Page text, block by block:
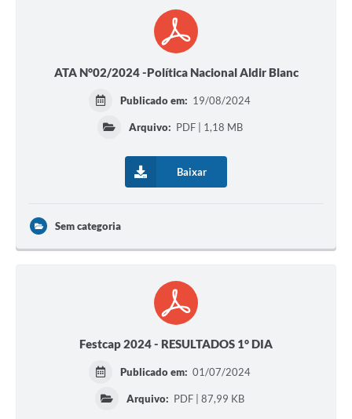
ATA N°02/2024 -Política Nacional Aldir Blanc
Publicado em: 19/08/2024
Arquivo: PDF | 1,18 MB
Baixar
Sem categoria
Festcap 2024 - RESULTADOS 1° DIA
Publicado em: 01/07/2024
Arquivo: PDF | 87,99 KB